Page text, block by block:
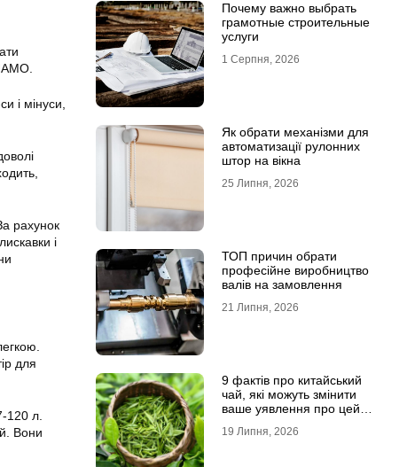
і мінуси,
рахунок
і
для
120 л.
Вони
Почему важно выбрать
грамотные строительные
услуги
1 Серпня, 2026
Як обрати механізми для
автоматизації рулонних
штор на вікна
25 Липня, 2026
ТОП причин обрати
професійне виробництво
валів на замовлення
21 Липня, 2026
9 фактів про китайський
чай, які можуть змінити
ваше уявлення про цей
19 Липня, 2026